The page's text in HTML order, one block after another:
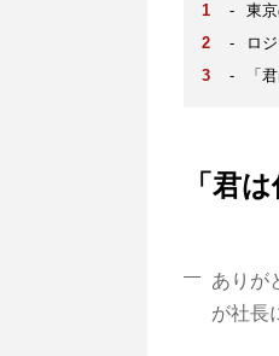
-
東
-
ロ
-
「
「君
ありが
が社長